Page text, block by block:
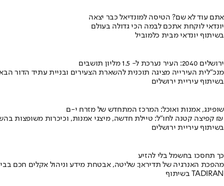
אתם עוד לא שם? הטיסה למונדיאל כבר יצאה
יונדאי לוקחת אתכם לבמה הכי גדולה בעולם
בשיתוף יונדאי מבית כלמוביל
ירושלים 2040: העיר נערכת ל- 1.5 מליון תושבים
מנכ"לית העירייה מציגה תוכנית להשארת הצעירים ובניית עתיד הדור
בשיתוף עיריית ירושלים
שופינג, אמנות ואוכל: המרכז המתחדש של מזרח י-ם
קפיצה קטנה לחו"ל: טיילת חדשה, מיצגי אמנות, וכיכרות משופצות בהשקעה של 100 מיליון ₪
בשיתוף עיריית ירושלים
כך תחסכו בחשמל בלי להזיע
מהפכת האנרגיה של תדיראן: שליטה, אבטחת מידע וניהול אקלים חכם
בשיתוף TADIRAN